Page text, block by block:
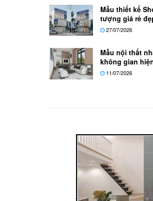
Mẫu thiết kế
tượng giá rẻ
27/07/2026
Mẫu nội thất
không gian
11/07/2026